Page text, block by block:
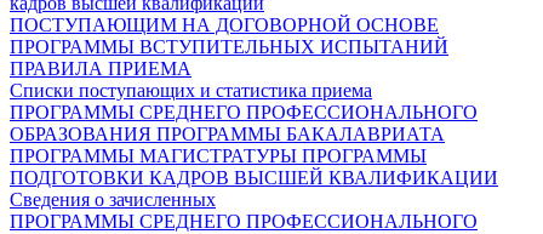
ПОСТУПАЮЩИМ НА ДОГОВОРНОЙ ОСНОВЕ
ПРОГРАММЫ ВСТУПИТЕЛЬНЫХ ИСПЫТАНИЙ
ПРАВИЛА ПРИЕМА
Списки поступающих и статистика приема
ПРОГРАММЫ СРЕДНЕГО ПРОФЕССИОНАЛЬНОГО
ОБРАЗОВАНИЯ ПРОГРАММЫ БАКАЛАВРИАТА
ПРОГРАММЫ МАГИСТРАТУРЫ ПРОГРАММЫ
ПОДГОТОВКИ КАДРОВ ВЫСШЕЙ КВАЛИФИКАЦИИ
Сведения о зачисленных
ПРОГРАММЫ СРЕДНЕГО ПРОФЕССИОНАЛЬНОГО